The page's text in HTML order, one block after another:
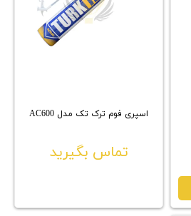
اسپری فوم ترک تک مدل AC600
تماس بگیرید